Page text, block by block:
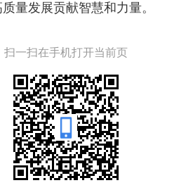
量发展贡献智慧和力量。
扫一扫在手机打开当前页